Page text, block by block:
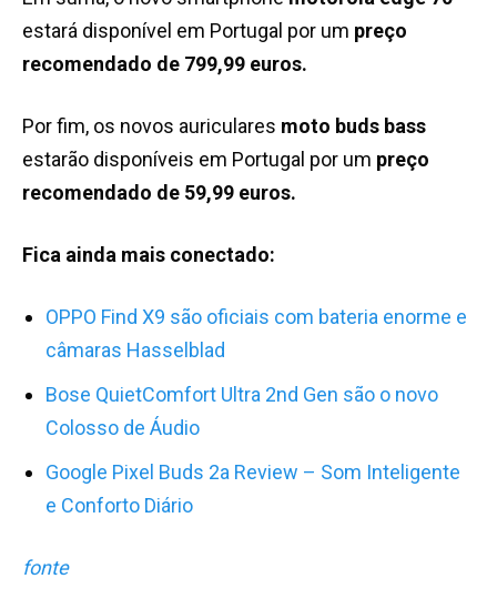
estará disponível em Portugal por um preço
recomendado de 799,99 euros.
Por fim, os novos auriculares moto buds bass
estarão disponíveis em Portugal por um preço
recomendado de 59,99 euros.
Fica ainda mais conectado:
OPPO Find X9 são oficiais com bateria enorme e
câmaras Hasselblad
Bose QuietComfort Ultra 2nd Gen são o novo
Colosso de Áudio
Google Pixel Buds 2a Review – Som Inteligente
e Conforto Diário
fonte